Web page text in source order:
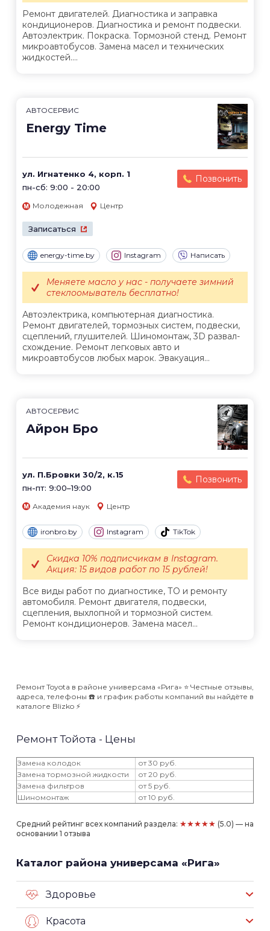
Ремонт двигателей. Диагностика и заправка
кондиционеров. Диагностика и ремонт подвески.
Автоэлектрик. Покраска. Тормозной стенд. Ремонт
микроавтобусов. Замена масел и технических
жидкостей....
АВТОСЕРВИС
Energy Time
ул. Игнатенко 4, корп. 1
пн-сб: 9:00 - 20:00
Позвонить
Молодежная Центр
Записаться
energy-time.by Instagram Написать
Автоэлектрика, компьютерная диагностика.
Ремонт двигателей, тормозных систем, подвески,
сцеплений, глушителей. Шиномонтаж, 3D развал-
схождение. Ремонт легковых авто и
микроавтобусов любых марок. Эвакуация...
Меняете масло у нас - получаете зимний
стеклоомыватель бесплатно!
АВТОСЕРВИС
Айрон Бро
ул. П.Бровки 30/2, к.15
пн-пт: 9:00–19:00
Позвонить
Академия наук Центр
ironbro.by Instagram TikTok
Все виды работ по диагностике, ТО и ремонту
автомобиля. Ремонт двигателя, подвески,
сцепления, выхлопной и тормозной систем.
Ремонт кондиционеров. Замена масел...
Скидка 10% подписчикам в Instagram.
Акция: 15 видов работ по 15 рублей!
Ремонт Toyota в районе универсама «Рига» ⭐️ Честные отзывы,
адреса, телефоны ☎️ и график работы компаний вы найдёте в
каталоге Blizko ⚡️
Ремонт Тойота - Цены
Замена колодок
от 30 руб.
Замена тормозной жидкости
от 20 руб.
Замена фильтров
от 5 руб.
Шиномонтаж
от 10 руб.
Средний рейтинг всех компаний раздела: ★★★★★ (5.0) — на
основании 1 отзыва
Каталог района универсама «Рига»
Здоровье
Красота